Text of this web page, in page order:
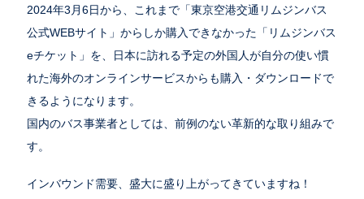
2024年3月6日から、これまで「東京空港交通リムジンバス
公式WEBサイト」からしか購入できなかった「リムジンバス
eチケット」を、日本に訪れる予定の外国人が自分の使い慣
れた海外のオンラインサービスからも購入・ダウンロードで
きるようになります。
国内のバス事業者としては、前例のない革新的な取り組みで
す。
インバウンド需要、盛大に盛り上がってきていますね！